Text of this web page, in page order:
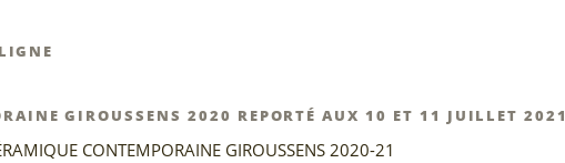
GIROUSSENS 2020 REPORTÉ AUX 10 ET 11 JUILLET 2021
CONTEMPORAINE GIROUSSENS 2020-21